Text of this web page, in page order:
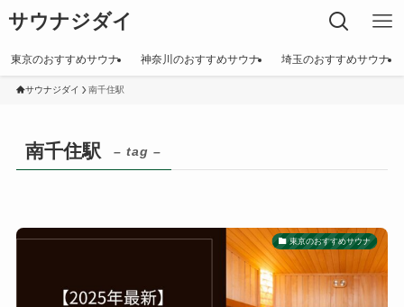
サウナジダイ
東京のおすすめサウナ 神奈川のおすすめサウナ 埼玉のおすすめサウナ
サウナジダイ 南千住駅
南千住駅 – tag –
東京のおすすめサウナ